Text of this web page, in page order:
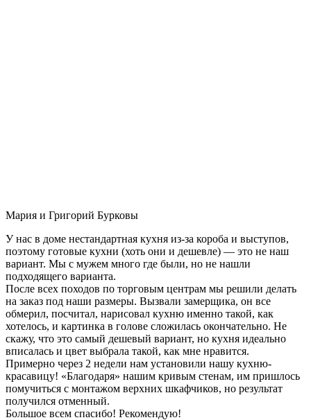
Мария и Григорий Бурковы
У нас в доме нестандартная кухня из-за короба и выступов,
поэтому готовые кухни (хоть они и дешевле) — это не наш
вариант. Мы с мужем много где были, но не нашли
подходящего варианта.
После всех походов по торговым центрам мы решили делать
на заказ под наши размеры. Вызвали замерщика, он все
обмерил, посчитал, нарисовал кухню именно такой, как
хотелось, и картинка в голове сложилась окончательно. Не
скажу, что это самый дешевый вариант, но кухня идеально
вписалась и цвет выбрала такой, как мне нравится.
Примерно через 2 недели нам установили нашу кухню-
красавицу! «Благодаря» нашим кривым стенам, им пришлось
помучиться с монтажом верхних шкафчиков, но результат
получился отменный.
Большое всем спасибо! Рекомендую!